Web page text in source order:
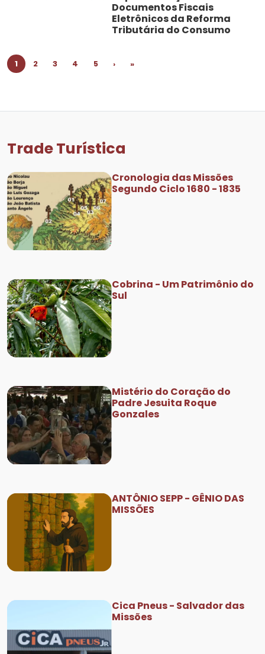
Documentos Fiscais
Eletrônicos da Reforma
Tributária do Consumo
1 2 3 4 5 › »
Trade Turística
Cronologia das Missões
Segundo Ciclo 1680 - 1835
Cobrina - Um Patrimônio do
Sul
Mistério do Coração do
Padre Jesuita Roque
Gonzales
ANTÔNIO SEPP - GÊNIO DAS
MISSÕES
Cica Pneus - Salvador das
Missões